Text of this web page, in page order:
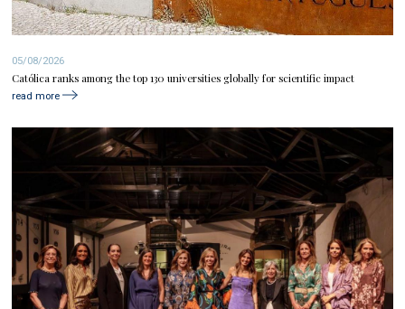
05/08/2026
Católica ranks among the top 130 universities globally for scientific impact
read more